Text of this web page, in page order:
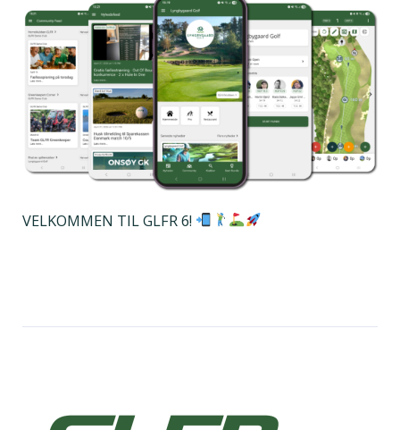
VELKOMMEN TIL GLFR 6!